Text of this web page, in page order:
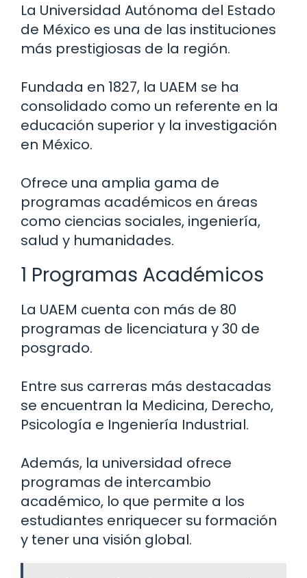
La Universidad Autónoma del Estado
de México es una de las instituciones
más prestigiosas de la región.
Fundada en 1827, la UAEM se ha
consolidado como un referente en la
educación superior y la investigación
en México.
Ofrece una amplia gama de
programas académicos en áreas
como ciencias sociales, ingeniería,
salud y humanidades.
1 Programas Académicos
La UAEM cuenta con más de 80
programas de licenciatura y 30 de
posgrado.
Entre sus carreras más destacadas
se encuentran la Medicina, Derecho,
Psicología e Ingeniería Industrial.
Además, la universidad ofrece
programas de intercambio
académico, lo que permite a los
estudiantes enriquecer su formación
y tener una visión global.